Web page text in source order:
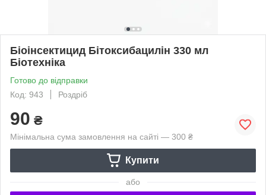
Біоінсектицид Бітоксибацилін 330 мл
Біотехніка
Готово до відправки
Код: 943
Роздріб
90 ₴
Мінімальна сума замовлення на сайті — 300 ₴
Купити
або